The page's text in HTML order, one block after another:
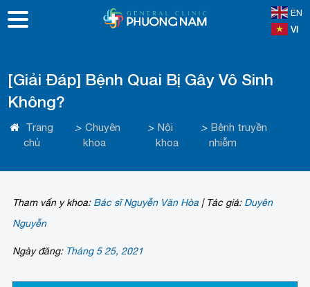
EN
VI
[Giải Đáp] Bệnh Quai Bị Gây Vô Sinh
Không?
Trang
chủ
> Chuyên
khoa
> Nội
khoa
> Bệnh truyền
nhiễm
Tham vấn y khoa: Bác sĩ Nguyễn Văn Hòa |Tác giả: Duyên
Nguyễn
Ngày đăng: Tháng 5 25, 2021